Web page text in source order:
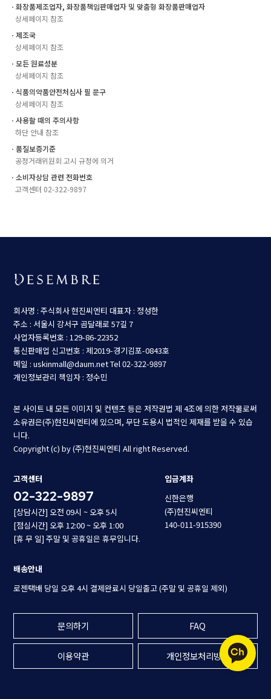
ㆍ화장품제조업자, 화장품책임판매업자 및 맞춤형 화장품판매업자
상세페이지 참조
ㆍ제조국
상세페이지 참조
ㆍ모든 원료성분
상세페이지 참조
ㆍ식품의약품안전처심사 필 문구
상세페이지 참조
ㆍ사용할 때의 주의사항
하단 안내 참조
ㆍ품질보증기준
공정거래위원회 고시 규정에 의거
ㆍ소비자상담 관련 전화번호
고객센터 02-322-9897
회사명 : 주식회사 현진씨엔티 대표자 : 정성한
주소 : 서울시 강서구 곰달래로 57길 7
사업자등록번호 : 129-86-22352
통신판매업 신고번호 : 제2019-경기김포-0843호
메일 : uskinmall@daum.netTel 02-322-9897
개인정보관리 책임자 : 정수민
본 사이트 내 모든 이미지 및 컨텐츠 등은 저작권법 제 4조에 의한 저작물로써
소유권은(주)현진씨엔티에 있으며, 무단 도용시 법적인 제재를 받을 수 있습
니다.
Copyright (c) by (주)현진씨엔티 All right Reserved.
고객센터
02-322-9897
[상담시간] 오전 09시 ~ 오후 5시
[점심시간] 오후 12:00 ~ 오후 1:00
[휴 무 일] 주말 및 공휴일은 휴무입니다.
입금계좌
신한은행
(주)현진씨엔티
140-011-915390
배송안내
로젠택배 당일 오후 4시 결제완료시 당일출고 (주말 및 공휴일 제외)
문의하기 FAQ
이용약관 개인정보처리방침